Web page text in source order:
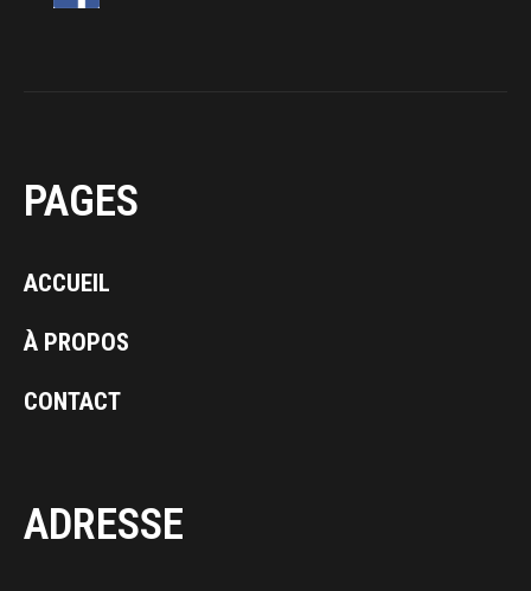
PAGES
ACCUEIL
À PROPOS
CONTACT
ADRESSE